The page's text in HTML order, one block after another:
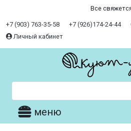
Все
+7 (903) 763-35-58 +7 (926)174-24-44
Личный кабинет
меню